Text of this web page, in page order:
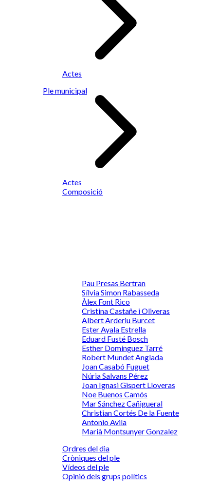
Actes
Ple municipal
Actes
Composició
Pau Presas Bertran
Sílvia Simon Rabasseda
Àlex Font Rico
Cristina Castañe i Oliveras
Albert Arderiu Burcet
Ester Ayala Estrella
Eduard Fusté Bosch
Esther Domínguez Tarré
Robert Mundet Anglada
Joan Casabó Fuguet
Núria Salvans Pérez
Joan Ignasi Gispert Lloveras
Noe Buenos Camós
Mar Sánchez Cañigueral
Christian Cortés De la Fuente
Antonio Avila
Marià Montsunyer Gonzalez
Ordres del dia
Cròniques del ple
Vídeos del ple
Opinió dels grups polítics